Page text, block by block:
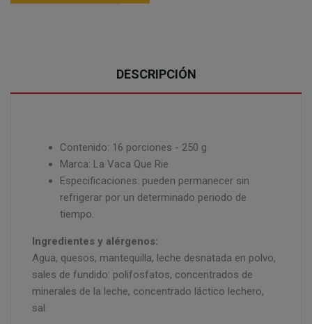
DESCRIPCIÓN
Contenido: 16 porciones - 250 g
Marca: La Vaca Que Rie
Especificaciones: pueden permanecer sin
refrigerar por un determinado periodo de
tiempo.
Ingredientes y alérgenos:
Agua, quesos, mantequilla, leche desnatada en polvo,
sales de fundido: polifosfatos, concentrados de
minerales de la leche, concentrado láctico lechero,
sal.